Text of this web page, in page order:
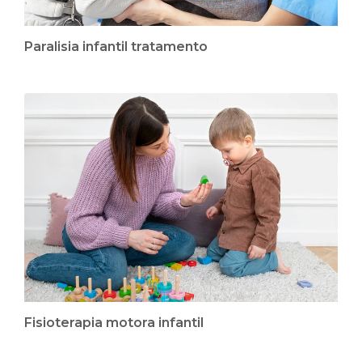
Paralisia infantil tratamento
Fisioterapia motora infantil